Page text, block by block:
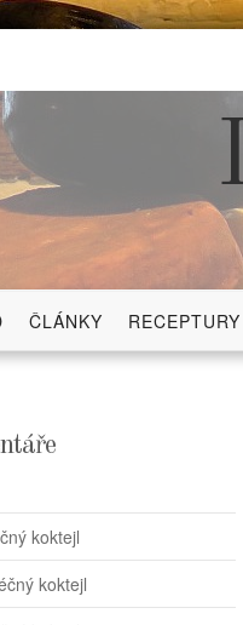
ČLÁNKY RECEPTURY
koktejl
koktejl